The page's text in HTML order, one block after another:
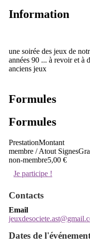
Information
une soirée des jeux de
années 90 ... à revoir et à
anciens jeux
Formules
Formules
PrestationMontant
membre / Atout Signes
non-membre5,00 €
Je participe !
Contacts
Email
Dates de